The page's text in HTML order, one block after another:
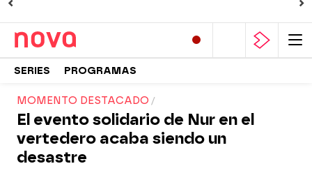
SERIES PROGRAMAS
MOMENTO DESTACADO
El evento solidario de Nur en el
vertedero acaba siendo un
desastre